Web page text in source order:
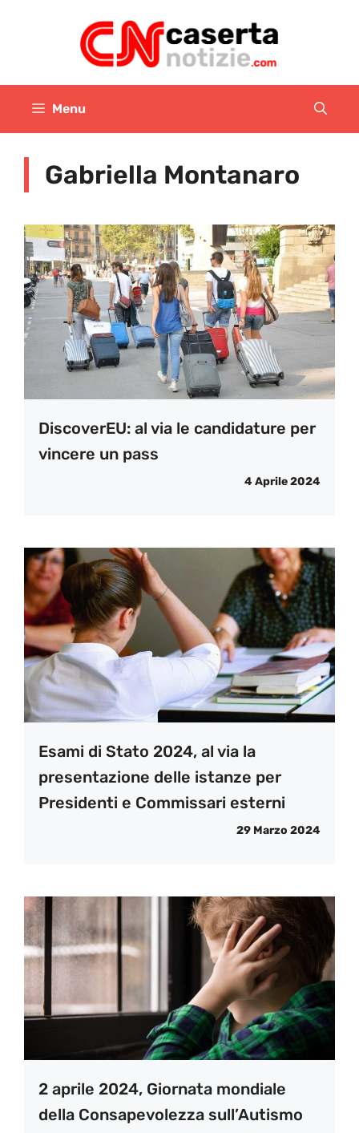
Menu
Gabriella Montanaro
DiscoverEU: al via le candidature per
vincere un pass
4 Aprile 2024
Esami di Stato 2024, al via la
presentazione delle istanze per
Presidenti e Commissari esterni
29 Marzo 2024
2 aprile 2024, Giornata mondiale
della Consapevolezza sull’Autismo